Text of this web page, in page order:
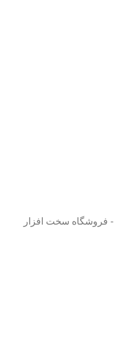
- فروشگاه سخت افزار